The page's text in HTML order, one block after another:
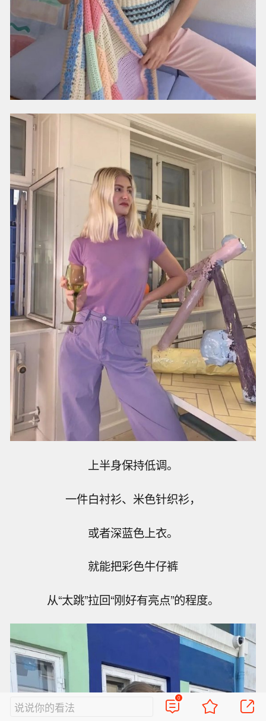
上半身保持低调。
一件白衬衫、米色针织衫，
或者深蓝色上衣。
就能把彩色牛仔裤
从“太跳”拉回“刚好有亮点”的程度。
说说你的看法
0